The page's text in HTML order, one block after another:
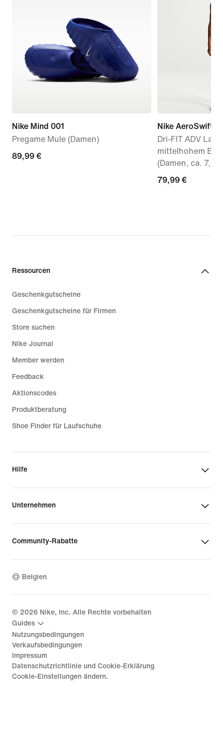
Nike Mind 001
Pregame Mule (Damen)
89,99 €
89,99 €
Nike AeroSwift
Dri-FIT ADV
mittelhohem
(Damen, ca. 7,5
79,99 €
79,99 €
Ressourcen
Geschenkgutscheine
Geschenkgutscheine für Firmen
Store suchen
Nike Journal
Member werden
Feedback
Aktionscodes
Produktberatung
Shoe Finder für Laufschuhe
Hilfe
Unternehmen
Community-Rabatte
Belgien
© 2026 Nike, Inc. Alle Rechte vorbehalten
Guides
Nutzungsbedingungen
Verkaufsbedingungen
Impressum
Datenschutzrichtlinie und Cookie-Erklärung
Cookie-Einstellungen ändern.